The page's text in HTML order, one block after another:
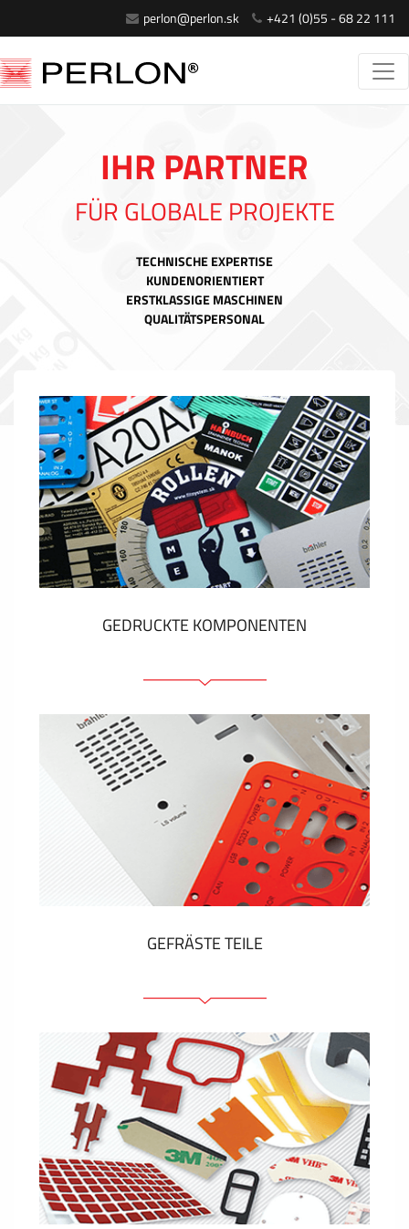
perlon@perlon.sk +421 (0)55 - 68 22 111
IHR PARTNER
FÜR GLOBALE PROJEKTE
TECHNISCHE EXPERTISE
KUNDENORIENTIERT
ERSTKLASSIGE MASCHINEN
QUALITÄTSPERSONAL
GEDRUCKTE KOMPONENTEN
Folienschilder
Folientastaturen
Metallschilder
Aufkleber und Etiketten
Kunststoff-Etiketten und Tags
ZEIGEN MEHR
GEFRÄSTE TEILE
Frontplatten (front und tragfähig)
Eloxierte Frontplatten
Farbige Frontplatten
Platten mit Befestigungselementen
Gravierte Schilder
ZEIGEN MEHR